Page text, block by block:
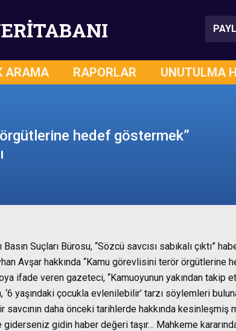
ARAMA RAPORLAR UNUTULMA
hedef göstermek”
Suçları Bürosu, “Sözcü savcısı sabıkalı çıktı”
Avşar hakkında “Kamu görevlisini terör örgütlerine
ifade veren gazeteci, “Kamuoyunun yakından takip
yaşındaki çocukla evlenilebilir’ tarzı söylemleri
savcının daha önceki tarihlerde hakkında kesinleşmiş
giderseniz gidin haber değeri taşır… Mahkeme